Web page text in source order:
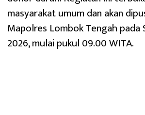
masyarakat umum dan akan
Mapolres Lombok Tengah pada
2026, mulai pukul 09.00 WITA.